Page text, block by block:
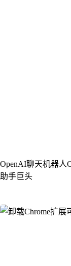
OpenAI聊天机器人
助手巨头